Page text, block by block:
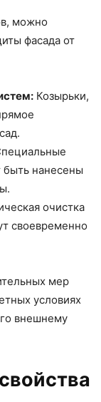
можно
фасада от
Козырьки,
быть нанесены
очистка
своевременно
мер
условиях
внешнему